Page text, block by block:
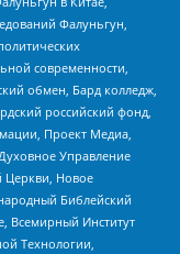
Фалуньгун,
современности,
обмен, Бард колледж,
российский фонд,
Проект Медиа,
Управление
Церкви, Новое
Библейский
Всемирный Институт
Технологии,